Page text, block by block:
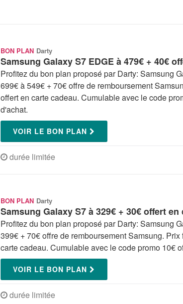
BON PLAN Darty
Samsung Galaxy S7 EDGE à 479€ + 40€
Profitez du bon plan proposé par Darty: Samsung
699€ à 549€ + 70€ offre de remboursement
offert en carte cadeau. Cumulable avec le code
d'achat.
VOIR LE BON PLAN
durée limitée
BON PLAN Darty
Samsung Galaxy S7 à 329€ + 30€ offert en
Profitez du bon plan proposé par Darty: Samsung
399€ + 70€ offre de remboursement Samsung.
carte cadeau. Cumulable avec le code promo 10€
VOIR LE BON PLAN
durée limitée